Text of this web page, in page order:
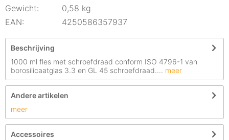
Gewicht:
0,58 kg
EAN:
4250586357937
Beschrijving
1000 ml fles met schroefdraad conform ISO 4796-1 van
borosilicaatglas 3.3 en GL 45 schroefdraad.... meer
Andere artikelen
meer
Accessoires